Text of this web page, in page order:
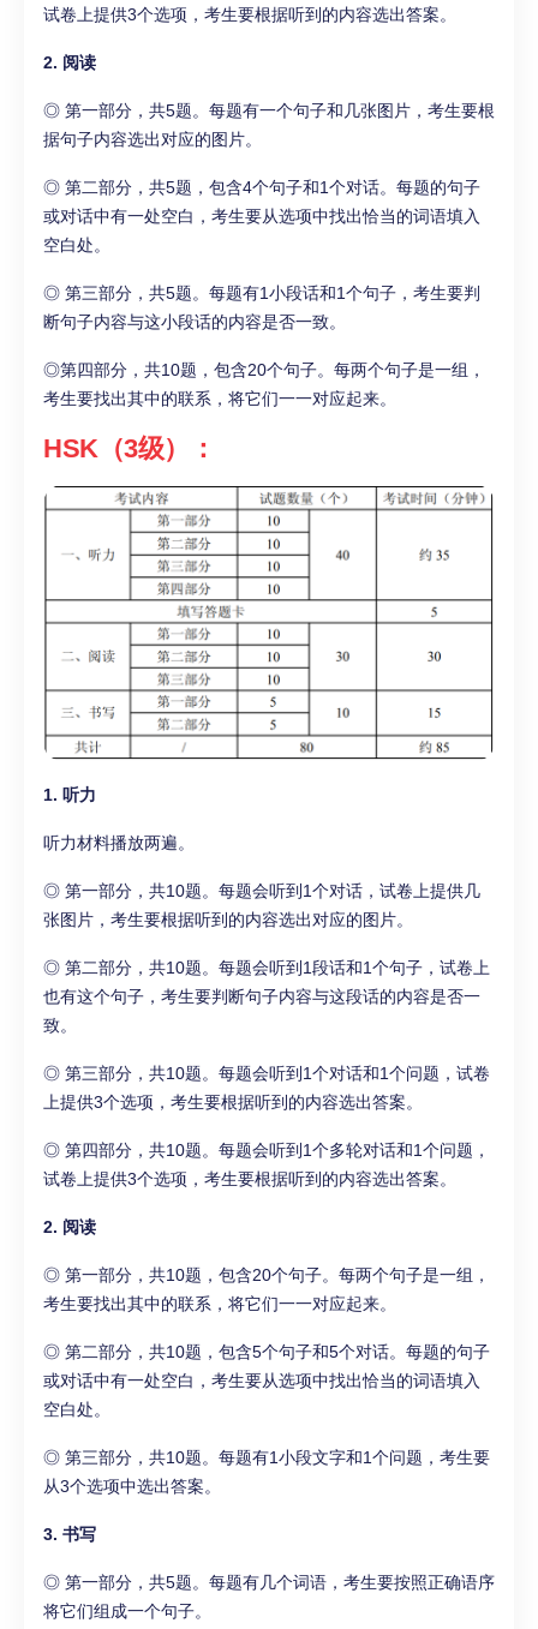
试卷上提供3个选项，考生要根据听到的内容选出答案。
2. 阅读
◎ 第一部分，共5题。每题有一个句子和几张图片，考生要根
据句子内容选出对应的图片。
◎ 第二部分，共5题，包含4个句子和1个对话。每题的句子
或对话中有一处空白，考生要从选项中找出恰当的词语填入
空白处。
◎ 第三部分，共5题。每题有1小段话和1个句子，考生要判
断句子内容与这小段话的内容是否一致。
◎第四部分，共10题，包含20个句子。每两个句子是一组，
考生要找出其中的联系，将它们一一对应起来。
HSK（3级）：
1. 听力
听力材料播放两遍。
◎ 第一部分，共10题。每题会听到1个对话，试卷上提供几
张图片，考生要根据听到的内容选出对应的图片。
◎ 第二部分，共10题。每题会听到1段话和1个句子，试卷上
也有这个句子，考生要判断句子内容与这段话的内容是否一
致。
◎ 第三部分，共10题。每题会听到1个对话和1个问题，试卷
上提供3个选项，考生要根据听到的内容选出答案。
◎ 第四部分，共10题。每题会听到1个多轮对话和1个问题，
试卷上提供3个选项，考生要根据听到的内容选出答案。
2. 阅读
◎ 第一部分，共10题，包含20个句子。每两个句子是一组，
考生要找出其中的联系，将它们一一对应起来。
◎ 第二部分，共10题，包含5个句子和5个对话。每题的句子
或对话中有一处空白，考生要从选项中找出恰当的词语填入
空白处。
◎ 第三部分，共10题。每题有1小段文字和1个问题，考生要
从3个选项中选出答案。
3. 书写
◎ 第一部分，共5题。每题有几个词语，考生要按照正确语序
将它们组成一个句子。